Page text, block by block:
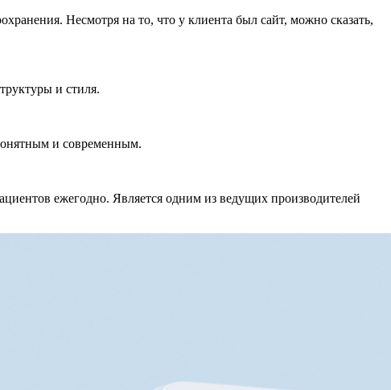
Несмотря на то, что у клиента был сайт, можно сказать,
и стиля.
и современным.
ежегодно. Является одним из ведущих производителей